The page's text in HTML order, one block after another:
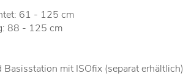
61 - 125 cm
88 - 125 cm
mit ISOfix (separat erhältlich)